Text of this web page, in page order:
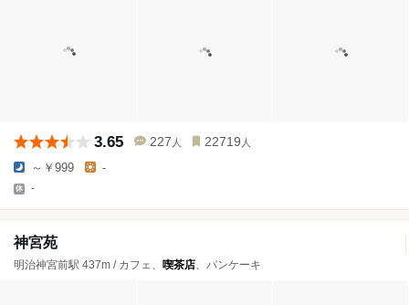
3.65 227 人 22719 人
～￥999 -
-
神宮苑
明治神宮前駅 437m / カフェ、 喫茶店、パンケーキ